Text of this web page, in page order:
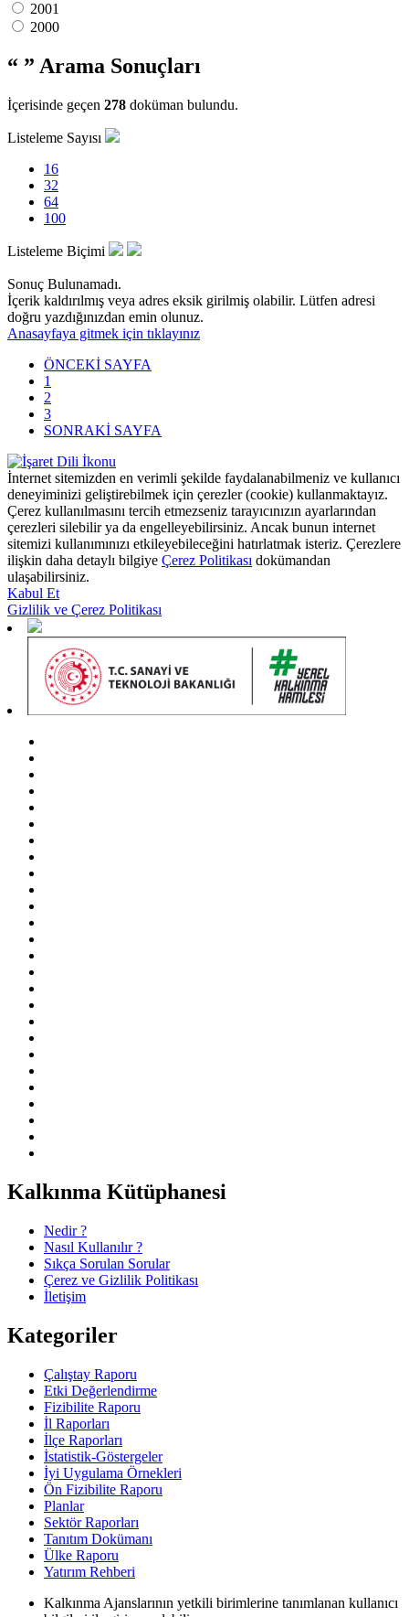
2001
2000
“ ” Arama Sonuçları
İçerisinde geçen 278 doküman bulundu.
Listeleme Sayısı
16
32
64
100
Listeleme Biçimi
Sonuç Bulunamadı.
İçerik kaldırılmış veya adres eksik girilmiş olabilir. Lütfen adresi
doğru yazdığınızdan emin olunuz.
Anasayfaya gitmek için tıklayınız
ÖNCEKİ SAYFA
1
2
3
SONRAKİ SAYFA
İnternet sitemizden en verimli şekilde faydalanabilmeniz ve kullanıcı
deneyiminizi geliştirebilmek için çerezler (cookie) kullanmaktayız.
Çerez kullanılmasını tercih etmezseniz tarayıcınızın ayarlarından
çerezleri silebilir ya da engelleyebilirsiniz. Ancak bunun internet
sitemizi kullanımınızı etkileyebileceğini hatırlatmak isteriz. Çerezlere
ilişkin daha detaylı bilgiye Çerez Politikası dokümandan
ulaşabilirsiniz.
Kabul Et
Gizlilik ve Çerez Politikası
Kalkınma Kütüphanesi
Nedir ?
Nasıl Kullanılır ?
Sıkça Sorulan Sorular
Çerez ve Gizlilik Politikası
İletişim
Kategoriler
Çalıştay Raporu
Etki Değerlendirme
Fizibilite Raporu
İl Raporları
İlçe Raporları
İstatistik-Göstergeler
İyi Uygulama Örnekleri
Ön Fizibilite Raporu
Planlar
Sektör Raporları
Tanıtım Dokümanı
Ülke Raporu
Yatırım Rehberi
Kalkınma Ajanslarının yetkili birimlerine tanımlanan kullanıcı